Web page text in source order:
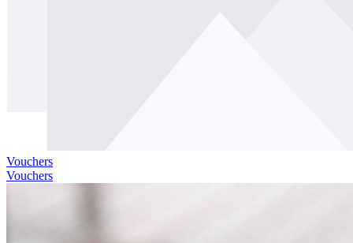
Vouchers
Vouchers